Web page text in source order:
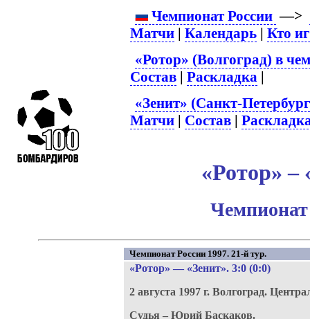
Чемпионат России —>
Матчи |Календарь |Кто
«Ротор» (Волгоград) в
Состав |Раскладка |
«Зенит» (Санкт-
Матчи | Состав |
«Ротор» –
Чемпионат
Чемпионат России 1997. 21-й тур.
«Ротор» — «Зенит». 3:0 (0:0)
2 августа 1997 г. Волгоград.
Судья – Юрий Баскаков.